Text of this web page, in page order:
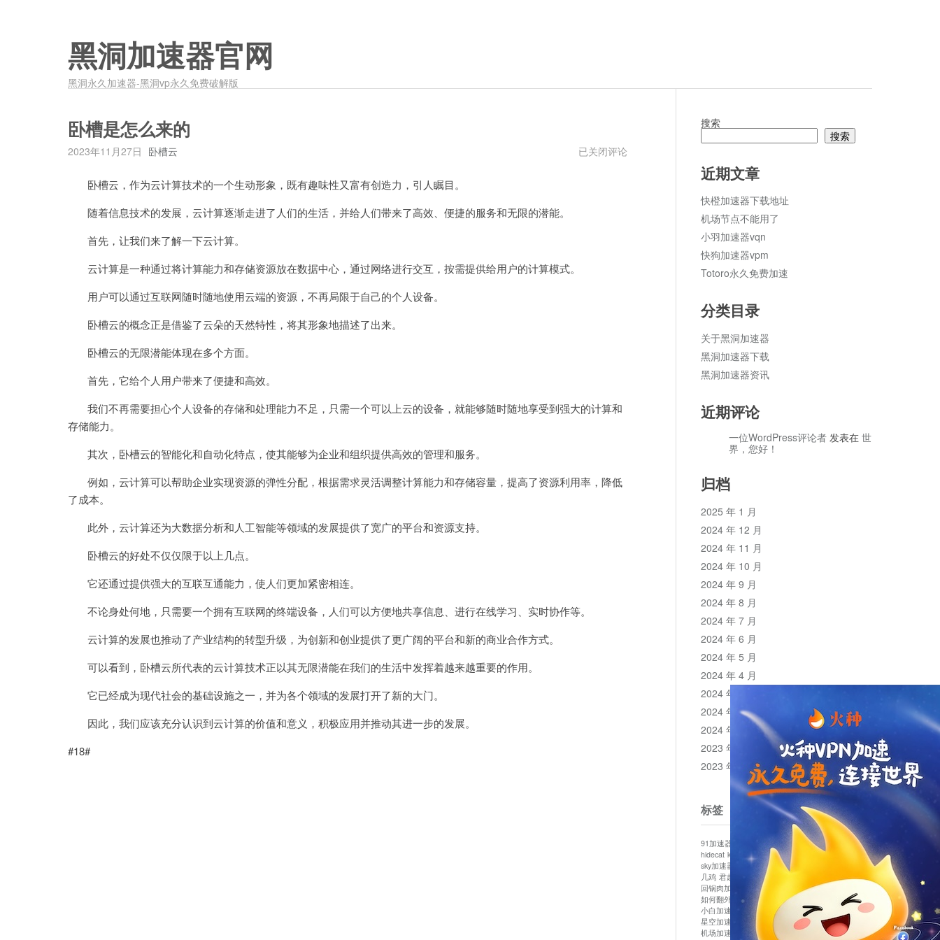
黑洞加速器官网
黑洞永久加速器-黑洞vp永久免费破解版
卧槽是怎么来的
2023年11月27日 卧槽云
卧
已关闭评论
卧槽云，作为云计算技术的一个生动形象，既有趣味性又富有创造力，引人瞩目。
随着信息技术的发展，云计算逐渐走进了人们的生活，并给人们带来了高效、便捷的服务和无限的潜能。
首先，让我们来了解一下云计算。
云计算是一种通过将计算能力和存储资源放在数据中心，通过网络进行交互，按需提供给用户的计算模式。
用户可以通过互联网随时随地使用云端的资源，不再局限于自己的个人设备。
卧槽云的概念正是借鉴了云朵的天然特性，将其形象地描述了出来。
卧槽云的无限潜能体现在多个方面。
首先，它给个人用户带来了便捷和高效。
我们不再需要担心个人设备的存储和处理能力不足，只需一个可以上云的设备，就能够随时随地享受到强大的计算和
存储能力。
其次，卧槽云的智能化和自动化特点，使其能够为企业和组织提供高效的管理和服务。
例如，云计算可以帮助企业实现资源的弹性分配，根据需求灵活调整计算能力和存储容量，提高了资源利用率，降低
了成本。
此外，云计算还为大数据分析和人工智能等领域的发展提供了宽广的平台和资源支持。
卧槽云的好处不仅仅限于以上几点。
它还通过提供强大的互联互通能力，使人们更加紧密相连。
不论身处何地，只需要一个拥有互联网的终端设备，人们可以方便地共享信息、进行在线学习、实时协作等。
云计算的发展也推动了产业结构的转型升级，为创新和创业提供了更广阔的平台和新的商业合作方式。
可以看到，卧槽云所代表的云计算技术正以其无限潜能在我们的生活中发挥着越来越重要的作用。
它已经成为现代社会的基础设施之一，并为各个领域的发展打开了新的大门。
因此，我们应该充分认识到云计算的价值和意义，积极应用并推动其进一步的发展。
#18#
搜索
搜索
近期文章
快橙加速器下载地址
机场节点不能用了
小羽加速器vqn
快狗加速器vpm
Totoro永久免费加速
分类目录
关于黑洞加速器
黑洞加速器下载
黑洞加速器资讯
近期评论
一位WordPress评论者 发表在 世
界，您好！
归档
2025 年 1 月
2024 年 12 月
2024 年 11 月
2024 年 10 月
2024 年 9 月
2024 年 8 月
2024 年 7 月
2024 年 6 月
2024 年 5 月
2024 年 4 月
2024 年 3 月
2024 年 2 月
2024 年 1 月
2023 年 12 月
2023 年 11 月
标签
91加速器 bluelayer加速器
clash节点
hidecat kuai500 panda加速器
plex加速器
sky加速器
telegram加速器 中信加速器
云梯加速器
几鸡 君越加速器 哔咔漫画加速器
唐师傅加速器
回锅肉加速器
坚果加速器 壹点加速器
如何翻外墙网站 小哈vp加速器
小火箭加速器
小白加速器
布谷vp加速器 心阶云 快连
星空加速器
最新版clash安卓下载
月光加速器
机场加速器
松果云 极快加速器
梯子加速器